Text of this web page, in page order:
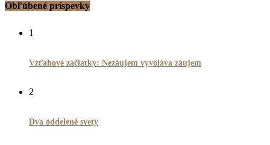
Obľúbené príspevky
1
Vzťahové začiatky: Nezáujem vyvoláva záujem
2
Dva oddelené svety